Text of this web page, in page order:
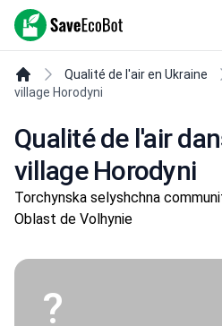
SaveEcoBot
Qualité de l'air en Ukraine
village Horodyni
Qualité de l'air
village Horodyni
Torchynska selyshchna
Oblast de Volhynie
?